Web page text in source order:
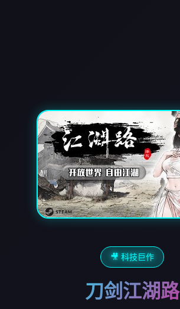
🎥 科技巨作
刀剑江湖路